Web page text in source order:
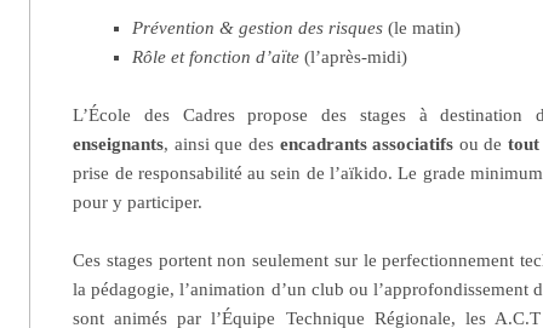
Prévention & gestion des risques(le matin)
Rôle et fonction d’aïte(l’après-midi)
L’École des Cadres propose des stages à destination
enseignants, ainsi que des encadrants associatifs ou de tout
prise de responsabilité au sein de l’aïkido. Le grade
pour y participer.
Ces stages portent non seulement sur le perfectionnement
la pédagogie, l’animation d’un club ou l’approfondissement
sont animés par l’Équipe Technique Régionale, les